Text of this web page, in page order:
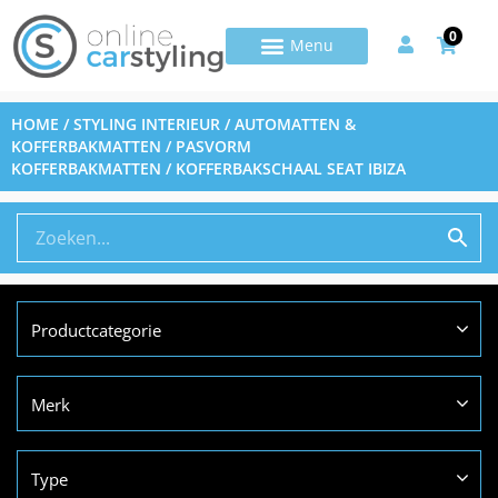
0
HOME /STYLING INTERIEUR /AUTOMATTEN &
KOFFERBAKMATTEN / PASVORM
KOFFERBAKMATTEN / KOFFERBAKSCHAAL SEAT IBIZA
Productcategorie
Merk
Type